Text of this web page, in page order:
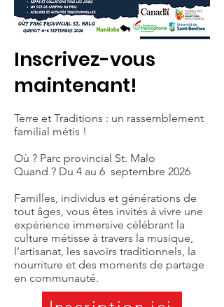
Inscrivez-vous
maintenant!
Terre et Traditions : un rassemblement
familial métis !
Où ? Parc provincial St. Malo
Quand ? Du 4 au 6 septembre 2026
Familles, individus et générations de
tout âges, vous êtes invités à vivre une
expérience immersive célébrant la
culture métisse à travers la musique,
l’artisanat, les savoirs traditionnels, la
nourriture et des moments de partage
en communauté.